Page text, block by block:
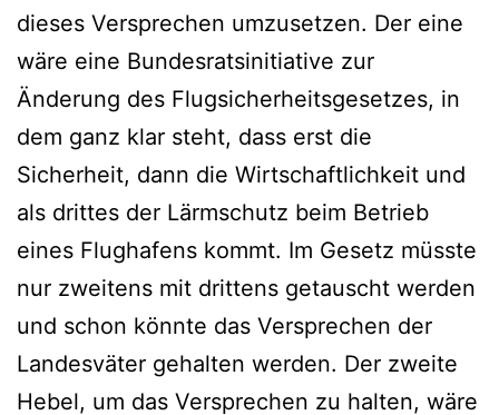
dieses Versprechen umzusetzen. Der eine
wäre eine Bundesratsinitiative zur
Änderung des Flugsicherheitsgesetzes, in
dem ganz klar steht, dass erst die
Sicherheit, dann die Wirtschaftlichkeit und
als drittes der Lärmschutz beim Betrieb
eines Flughafens kommt. Im Gesetz müsste
nur zweitens mit drittens getauscht werden
und schon könnte das Versprechen der
Landesväter gehalten werden. Der zweite
Hebel, um das Versprechen zu halten, wäre